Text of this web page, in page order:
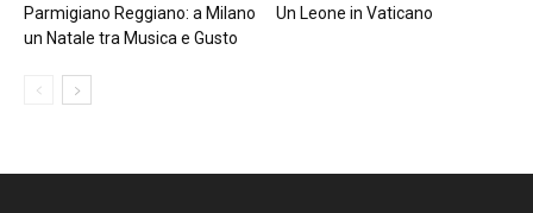
Parmigiano Reggiano: a Milano
un Natale tra Musica e Gusto
Un Leone in Vaticano